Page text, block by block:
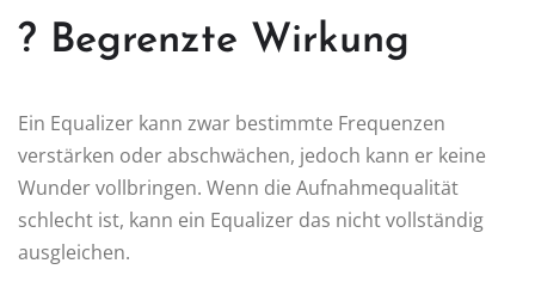
? Begrenzte Wirkung
Ein Equalizer kann zwar bestimmte Frequenzen
verstärken oder abschwächen, jedoch kann er keine
Wunder vollbringen. Wenn die Aufnahmequalität
schlecht ist, kann ein Equalizer das nicht vollständig
ausgleichen.